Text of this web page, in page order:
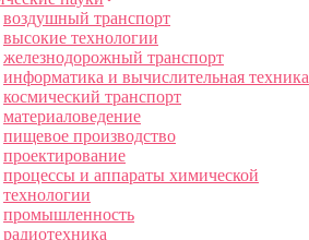
воздушный транспорт
высокие технологии
железнодорожный транспорт
информатика и вычислительная техника
космический транспорт
материаловедение
пищевое производство
проектирование
процессы и аппараты химической
технологии
промышленность
радиотехника